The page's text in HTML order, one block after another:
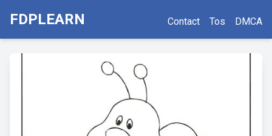
FDPLEARN Contact Tos DMCA